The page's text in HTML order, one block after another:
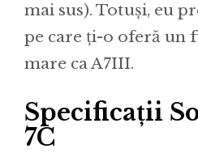
mai sus). Totuși, eu
pe care ți-o oferă un
mare ca A7III.
Specificații
7C